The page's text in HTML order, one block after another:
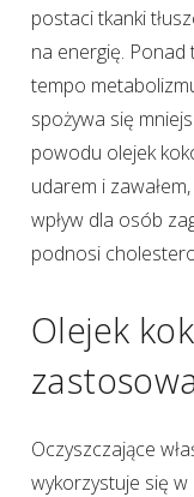
postaci tkanki
na energię.
tempo
spożywa się
powodu olejek
udarem i
wpływ dla osób
podnosi
Olejek
Oczyszczające
wykorzystuje się w